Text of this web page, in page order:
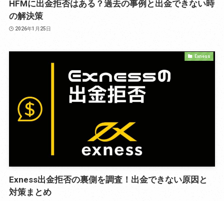
HFMに出金拒否はある？過去の事例と出金できない時
の解決策
2026年1月25日
Exness
Exness出金拒否の裏側を調査！出金できない原因と
対策まとめ